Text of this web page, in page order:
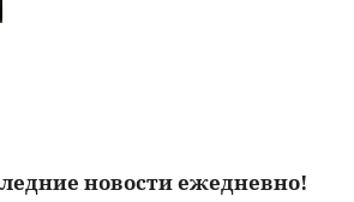
новости ежедневно!